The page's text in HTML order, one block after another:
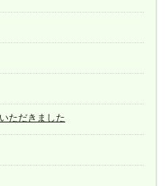
ただきました